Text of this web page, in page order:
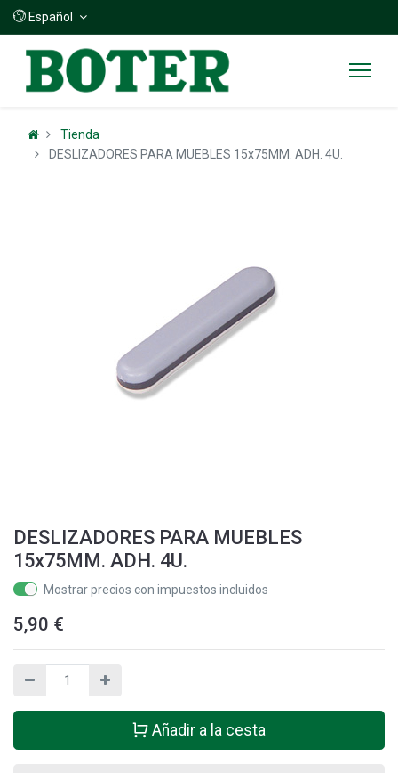
Español
Tienda
DESLIZADORES PARA MUEBLES 15x75MM. ADH. 4U.
DESLIZADORES PARA MUEBLES
15x75MM. ADH. 4U.
Mostrar precios con impuestos incluidos
5,90 €
Añadir a la cesta